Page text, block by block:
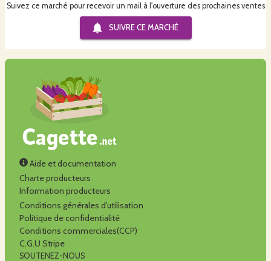
Suivez ce marché pour recevoir un mail à l'ouverture des prochaines ventes
SUIVRE CE MARCHÉ
Aide et documentation
Charte producteurs
Information producteurs
Conditions générales d'utilisation
Politique de confidentialité
Conditions commerciales(CCP)
C.G.U Stripe
SOUTENEZ-NOUS